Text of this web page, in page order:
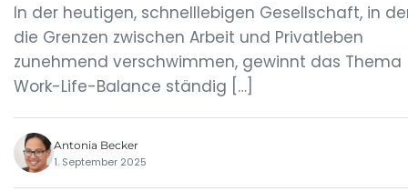
In der heutigen, schnelllebigen Gesellschaft, in
die Grenzen zwischen Arbeit und Privatleben
zunehmend verschwimmen, gewinnt das Thema
Work-Life-Balance ständig […]
Antonia Becker
1. September 2025